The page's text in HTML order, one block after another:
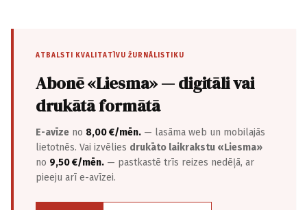
ATBALSTI KVALITATĪVU ŽURNĀLISTIKU
Abonē «Liesma» — digitāli vai
drukātā formātā
E-avīze no 8,00 €/mēn. — lasāma web un mobilajās
lietotnēs. Vai izvēlies drukāto laikrakstu «Liesma»
no 9,50 €/mēn. — pastkastē trīs reizes nedēļā, ar
pieeju arī e-avīzei.